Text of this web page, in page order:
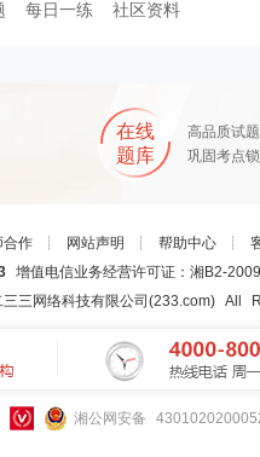
每日一练 社区资料
在线
题库
高品质试
巩固考点
合作 ┊ 网站声明 ┊ 帮助中心 ┊
增值电信业务经营许可证：湘B2-
三三网络科技有限公司(233.com) All
湘公网安备